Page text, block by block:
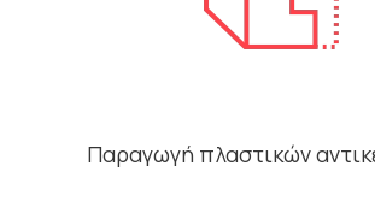
Παραγωγή πλαστικών